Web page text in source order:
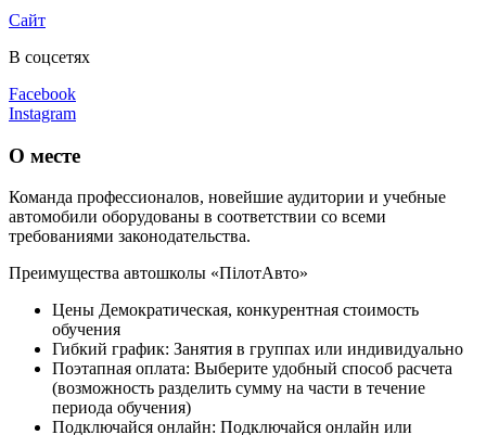
Сайт
В соцсетях
Facebook
Instagram
О месте
Команда профессионалов, новейшие аудитории и учебные
автомобили оборудованы в соответствии со всеми
требованиями законодательства.
Преимущества автошколы «ПілотАвто»
Цены Демократическая, конкурентная стоимость
обучения
Гибкий график: Занятия в группах или индивидуально
Поэтапная оплата: Выберите удобный способ расчета
(возможность разделить сумму на части в течение
периода обучения)
Подключайся онлайн: Подключайся онлайн или